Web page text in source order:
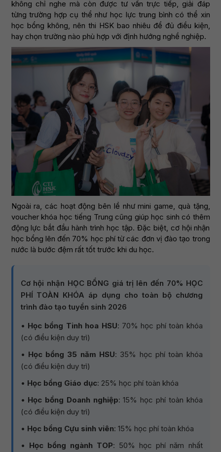
không chỉ nghe mà còn được tư vấn trực tiếp, giải đáp
từng trường hợp cụ thể như học lực trung bình có thể xin
học bổng không, nên thi HSK bao nhiêu để đủ điều kiện,
hay chọn trường nào phù hợp với định hướng nghề nghiệp.
Ngoài ra, các hoạt động bên lề như mini game, quà tặng,
voucher khóa học tiếng Trung cũng giúp học sinh có thêm
động lực bắt đầu hành trình học tập. Đặc biệt, cơ hội nhận
học bổng lên đến 70% học phí từ các đơn vị đào tạo trong
nước là bước đệm rất tốt trước khi du học.
Cơ hội nhận HỌC BỔNG giá trị lên đến 70% HỌC
PHÍ TOÀN KHÓA áp dụng cho toàn bộ chương
trình đào tạo tuyển sinh 2026
• Học bổng Tinh hoa HSU: 70% học phí toàn khóa
(có điều kiện duy trì)
• Học bổng 35 năm HSU: 35% học phí toàn khóa
(có điều kiện duy trì)
• Học bổng Giáo dục: 25% học phí toàn khóa
• Học bổng Doanh nghiệp: 15% học phí toàn khóa
(có điều kiện duy trì)
• Học bổng Cựu sinh viên: 15% học phí toàn khóa
• Học bổng ngành TOP: 50% học phí năm nhất